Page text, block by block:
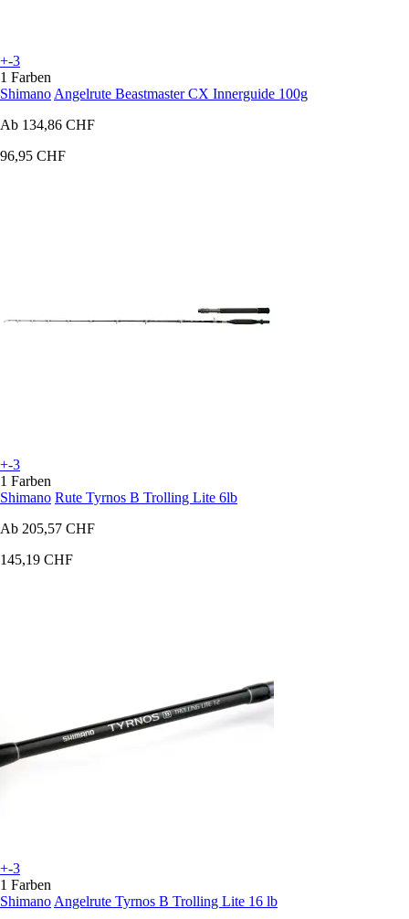
+-3
1 Farben
Shimano Angelrute Beastmaster CX Innerguide 100g
Ab 134,86 CHF
96,95 CHF
+-3
1 Farben
Shimano Rute Tyrnos B Trolling Lite 6lb
Ab 205,57 CHF
145,19 CHF
+-3
1 Farben
Shimano Angelrute Tyrnos B Trolling Lite 16 lb